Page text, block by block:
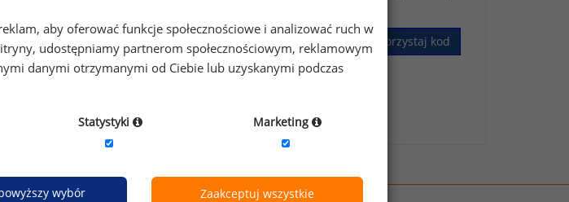
Wykorzystaj kod
aby oferować funkcje społecznościowe i analizować ruch w
udostępniamy partnerom społecznościowym, reklamowym
danymi otrzymanymi od Ciebie lub uzyskanymi podczas
Statystyki Marketing
wybór Zaakceptuj wszystkie